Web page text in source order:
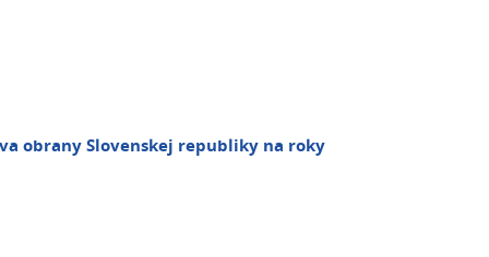
obrany Slovenskej republiky na roky